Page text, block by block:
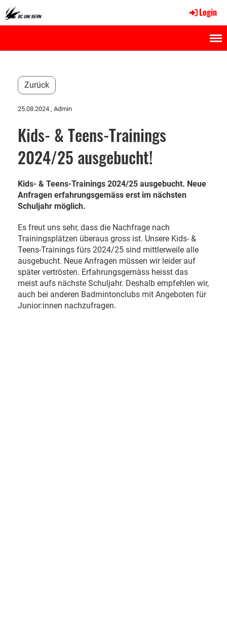
Login
Zurück
25.08.2024 , Admin
Kids- & Teens-Trainings
2024/25 ausgebucht!
Kids- & Teens-Trainings 2024/25 ausgebucht. Neue
Anfragen erfahrungsgemäss erst im nächsten
Schuljahr möglich.
Es freut uns sehr, dass die Nachfrage nach
Trainingsplätzen überaus gross ist. Unsere Kids- &
Teens-Trainings fürs 2024/25 sind mittlerweile alle
ausgebucht. Neue Anfragen müssen wir leider auf
später vertrösten. Erfahrungsgemäss heisst das
meist aufs nächste Schuljahr. Deshalb empfehlen wir,
auch bei anderen Badmintonclubs mit Angeboten für
Junior:innen nachzufragen.